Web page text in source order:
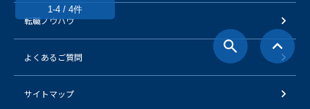
1-4 / 4件
転職ノウハウ
よくあるご質問
サイトマップ